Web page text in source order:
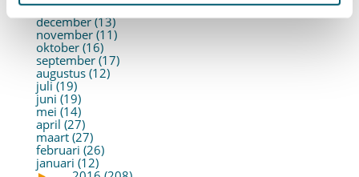
►
2017 (213)
december (13)
november (11)
oktober (16)
september (17)
augustus (12)
juli (19)
juni (19)
mei (14)
april (27)
maart (27)
februari (26)
januari (12)